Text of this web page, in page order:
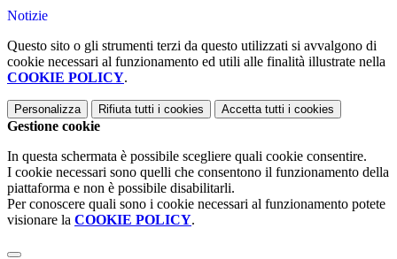
Notizie
Questo sito o gli strumenti terzi da questo utilizzati si avvalgono di
cookie necessari al funzionamento ed utili alle finalità illustrate nella
COOKIE POLICY.
Personalizza Rifiuta tutti i cookies Accetta tutti i cookies
Gestione cookie
In questa schermata è possibile scegliere quali cookie consentire.
I cookie necessari sono quelli che consentono il funzionamento della
piattaforma e non è possibile disabilitarli.
Per conoscere quali sono i cookie necessari al funzionamento potete
visionare la COOKIE POLICY.